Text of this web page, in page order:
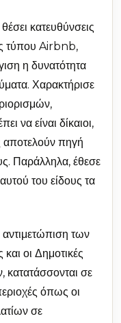
κατευθύνσεις
τύπου Airbnb,
η δυνατότητα
Χαρακτήρισε
να είναι δίκαιοι,
αποτελούν πηγή
Παράλληλα, έθεσε
του είδους τα
των
οι Δημοτικές
κατατάσσονται σε
όπως οι
σε